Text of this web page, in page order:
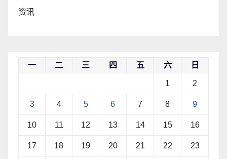
资讯
一 二 三 四 五 六 日
1 2
3 4 5 6 7 8 9
10 11 12 13 14 15 16
17 18 19 20 21 22 23